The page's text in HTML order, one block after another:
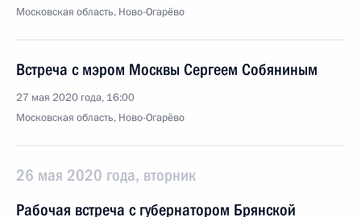
Московская область, Ново-Огарёво
Встреча с мэром Москвы Сергеем Собяниным
27 мая 2020 года, 16:00
Московская область, Ново-Огарёво
26 мая 2020 года, вторник
Рабочая встреча с губернатором Брянской